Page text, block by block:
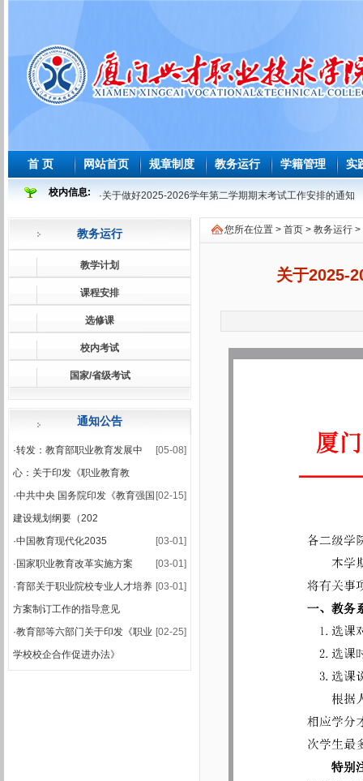
首 页 网站首页 规章制度 教务运行 学籍管理 实
校内信息: ·关于做好2025-2026学年第二学期期末考试工作安排的通知
2025-2026 学年度第二学期必修课程重修教学与考试安排表
·2026年师范生教育教学能力测试安排表
·2026届及往届毕业生必修课程补学分教学与考试安排表
·关于做好2026届及往届毕业生必修课、选修课程补学分报考
关于做好2026届学前教育师范生免试认定教师资格证工作的
·2025-2026学年第一学期课程补考考试安排表
· 关于做好2025-2026学年第一学期课程补考工作的通知
·关于公布2025-2026学年第一学期期末集中考试安排的通知
教务运行
教学计划
课程安排
选修课
校内考试
国家/省级考试
通知公告
[05-08]
·转发：教育部职业教育发展中
心：关于印发《职业教育教
[02-15]
·中共中央 国务院印发《教育强国
建设规划纲要（202
[03-01]
·中国教育现代化2035
[03-01]
· 国家职业教育改革实施方案
[03-01]
·育部关于职业院校专业人才培养
方案制订工作的指导意见
[02-25]
·教育部等六部门关于印发《职业
学校校企合作促进办法》
您所在位置 > 首页 > 教务运行 >
关于2025-